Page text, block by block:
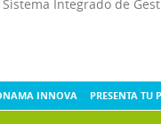
Sistema Integrado de
INNOVA PRESENTA TU